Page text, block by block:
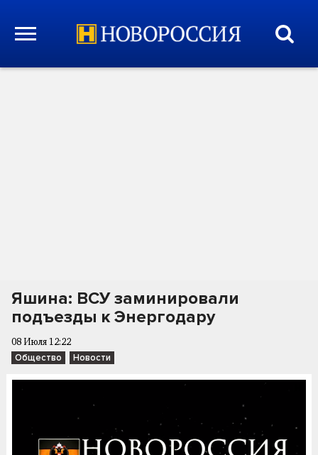
Яшина: ВСУ заминировали
подъезды к Энергодару
08 Июля 12:22
Общество Новости